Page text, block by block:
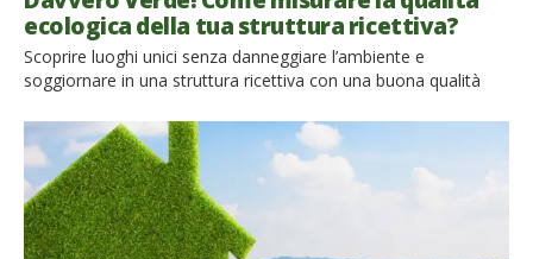
ecologica della tua struttura ricettiva?
Scoprire luoghi unici senza danneggiare l’ambiente e
soggiornare in una struttura ricettiva con una buona qualità
consapevoli di quanto la loro vacanza può davvero incidere
negativamente sull’ecosistema. La crescente domanda di
ecoturismo ha determinato un aumento di “greenwashing“:
l’ecosostenibilità sempre più spesso diventa una strategia di
marketing. Così, alcune strutture ricettive pubblicizzano piccoli
e […]